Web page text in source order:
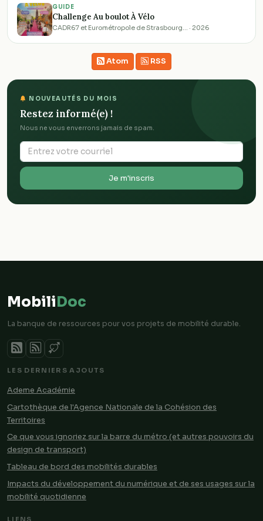
GUIDE
Challenge Au boulot À Vélo
CADR67 et Eurométropole de Strasbourg… · 2026
Atom RSS
NOUVEAUTÉS DU MOIS
Restez informé(e) !
Nous ne vous enverrons jamais de spam.
Je m'inscris
MobiliDoc
La banque de ressources pour vos projets de mobilité durable.
LES DERNIERS AJOUTS
Ademe Académie
Cartothèque de l'Agence Nationale de la Cohésion des
Territoires
Ce que vous ignoriez sur la barre du métro (et autres pouvoirs du
design de transport)
Tableau de bord des mobilités durables
Impacts du développement du numérique et de ses usages sur la
mobilité quotidienne
LIENS